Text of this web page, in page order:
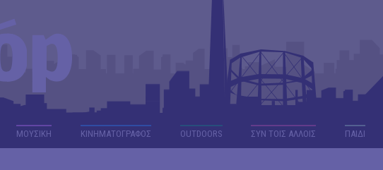
ΜΟΥΣΙΚΗ ΚΙΝΗΜΑΤΟΓΡΑΦΟΣ OUTDΟORS ΣΥΝ ΤΟΙΣ ΑΛΛΟΙΣ ΠΑΙΔΙ